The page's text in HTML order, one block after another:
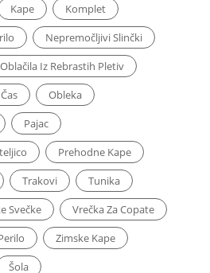
Kape
Komplet
Nepremočljivi Slinčki
Oblačila Iz Rebrastih Pletiv
Obleka
Pajac
Prehodne Kape
Trakovi
Tunika
Svečke
Vrečka Za Copate
Zimske Kape
Šola